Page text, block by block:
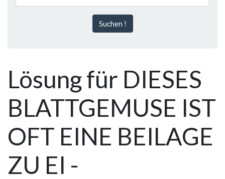
Suchen !
Lösung für DIESES
BLATTGEMUSE IST
OFT EINE BEILAGE
ZU EI -